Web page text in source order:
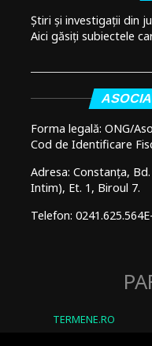
Știri și investigații din
Aici găsiți subiectele
Forma legală: ONG/
Cod de Identificare
Adresa: Constanța,
Intim), Et. 1, Biroul 7.
Telefon: 0241.625.564
TERMENE.RO